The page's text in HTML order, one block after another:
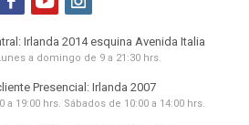
Irlanda 2014 esquina Avenida Italia
a domingo de 9 a 21:30 hrs.
Presencial: Irlanda 2007
a 19:00 hrs. Sábados de 10:00 a 14:00 hrs.